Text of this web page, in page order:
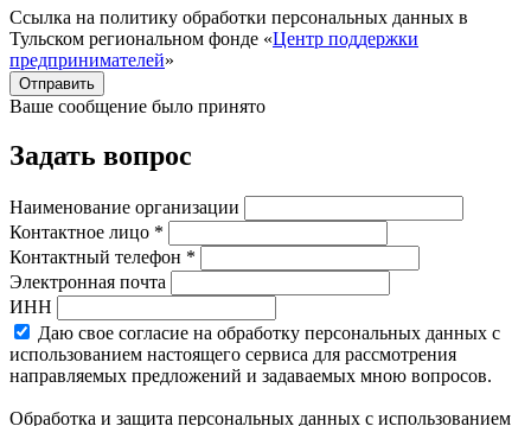
Ссылка на политику обработки персональных данных в
Тульском региональном фонде «Центр поддержки
предпринимателей»
Отправить
Ваше сообщение было принято
Задать вопрос
Наименование организации
Контактное лицо *
Контактный телефон *
Электронная почта
ИНН
Даю свое согласие на обработку персональных данных с
использованием настоящего сервиса для рассмотрения
направляемых предложений и задаваемых мною вопросов.
Обработка и защита персональных данных с использованием